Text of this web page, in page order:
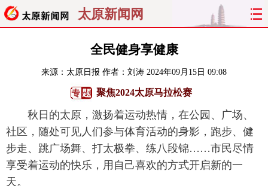
太原新闻网
聚焦 太原
经济 关注 文明 出行
旅游 理财 政务 教育
看天下 晋月读 最太原 网罗民生
全民健身享健康
来源： 太原日报 作者：刘涛 2024年09月15日 09:08
聚焦2024太原马拉松赛
秋日的太原，激扬着运动热情，在公园、广场、
社区，随处可见人们参与体育活动的身影，跑步、健
步走、跳广场舞、打太极拳、练八段锦……市民尽情
享受着运动的快乐，用自己喜欢的方式开启新的一
天。